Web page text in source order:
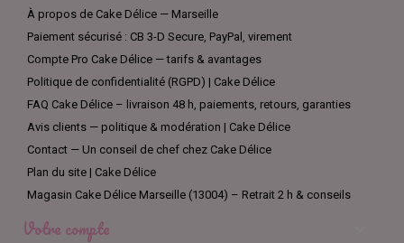
À propos de Cake Délice — Marseille
Paiement sécurisé : CB 3-D Secure, PayPal, virement
Compte Pro Cake Délice — tarifs & avantages
Politique de confidentialité (RGPD) | Cake Délice
FAQ Cake Délice – livraison 48 h, paiements, retours, garanties
Avis clients — politique & modération | Cake Délice
Contact — Un conseil de chef chez Cake Délice
Plan du site | Cake Délice
Magasin Cake Délice Marseille (13004) – Retrait 2 h & conseils
Votre compte